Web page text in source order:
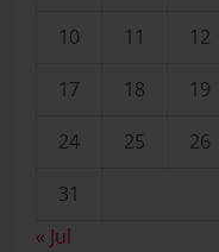
10
11 12
17
18 19
24
25 26
31
« Jul